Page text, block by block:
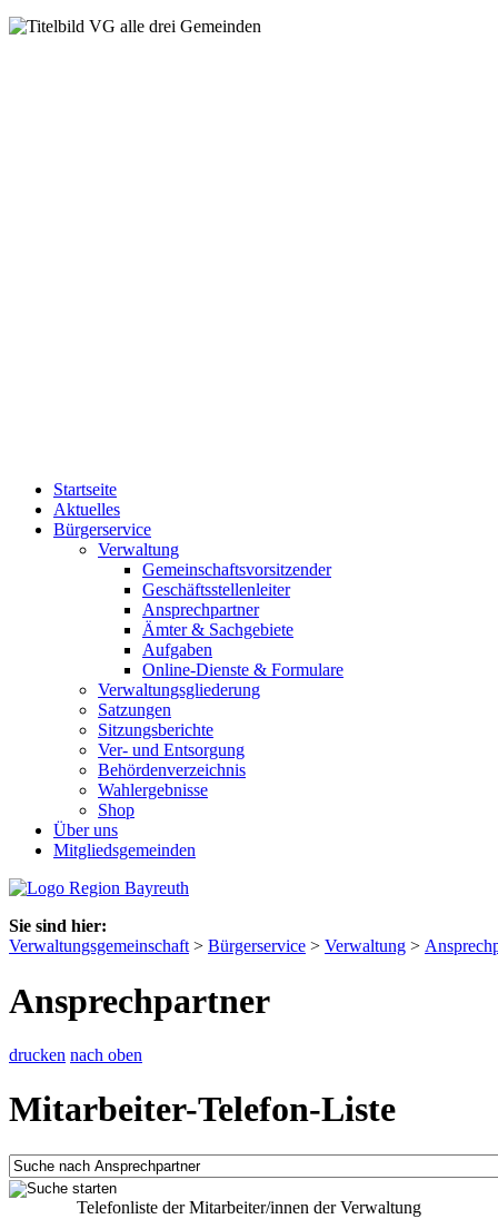
Startseite
Aktuelles
Bürgerservice
Verwaltung
Gemeinschaftsvorsitzender
Geschäftsstellenleiter
Ansprechpartner
Ämter & Sachgebiete
Aufgaben
Online-Dienste & Formulare
Verwaltungsgliederung
Satzungen
Sitzungsberichte
Ver- und Entsorgung
Behördenverzeichnis
Wahlergebnisse
Shop
Über uns
Mitgliedsgemeinden
Sie sind hier:
Verwaltungsgemeinschaft > Bürgerservice > Verwaltung >
Ansprechpartner
drucken nach oben
Mitarbeiter-Telefon-Liste
Telefonliste der Mitarbeiter/innen der Verwaltung